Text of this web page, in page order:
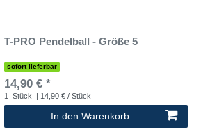
T-PRO Pendelball - Größe 5
sofort lieferbar
14,90 € *
1 Stück | 14,90 € / Stück
In den Warenkorb